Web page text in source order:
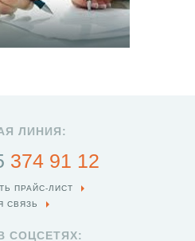
ЛИНИЯ:
374 91 12
ПРАЙС-ЛИСТ
СВЯЗЬ
СОЦСЕТЯХ: